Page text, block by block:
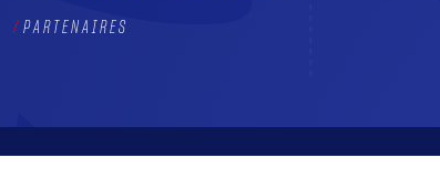
PARTENAIRES